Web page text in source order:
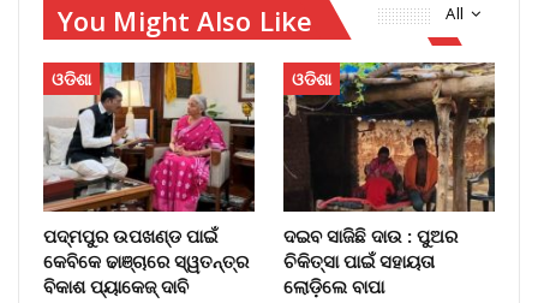
All
You Might Also Like
ଓଡିଶା
ପଦ୍ମପୁର ଉପଖଣ୍ଡ ପାଇଁ
କେବିକେ ଢାଞ୍ଚାରେ ସ୍ୱତନ୍ତ୍ର
ବିକାଶ ପ୍ୟାକେଜ୍ ଦାବି
ଓଡିଶା
ଦଇବ ସାଜିଛି ଦାଉ : ପୁଅର
ଚିକିତ୍ସା ପାଇଁ ସହାୟତା
ଲୋଡ଼ିଲେ ବାପା